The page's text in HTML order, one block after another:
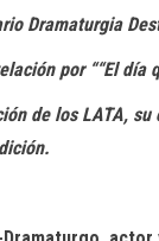
Dramaturgia
por ““El día
de los LATA,